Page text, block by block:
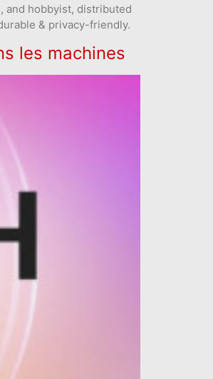
and hobbyist, distributed
& privacy-friendly.
les machines